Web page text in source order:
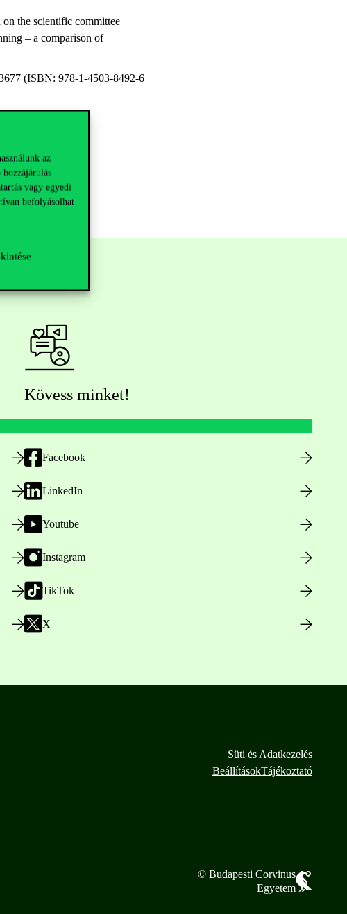
az
vagy egyedi
befolyásolhat
the scientific committee
– a comparison of
(ISBN: 978-1-4503-8492-6
Kövess minket!
Facebook
LinkedIn
Youtube
Instagram
TikTok
X
Süti és Adatkezelés
BeállításokTájékoztató
© Budapesti Corvinus
Egyetem